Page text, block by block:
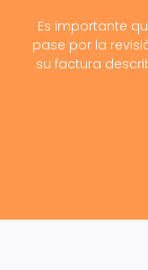
Es importante
pase por la
su factura